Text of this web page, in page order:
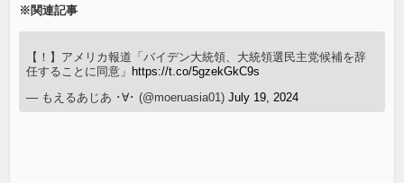
※関連記事
【！】アメリカ報道「バイデン大統領、大統領選民主党候補を辞
任することに同意」 https://t.co/5gzekGkC9s
— もえるあじあ ･∀･ (@moeruasia01)July 19, 2024